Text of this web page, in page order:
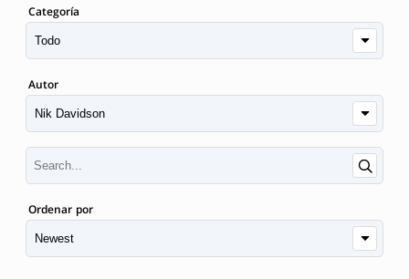
Categoría
Autor
Ordenar por